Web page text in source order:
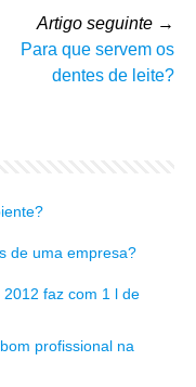
Artigo seguinte →
Para que servem os
dentes de leite?
de uma empresa?
faz com 1 l de
profissional na